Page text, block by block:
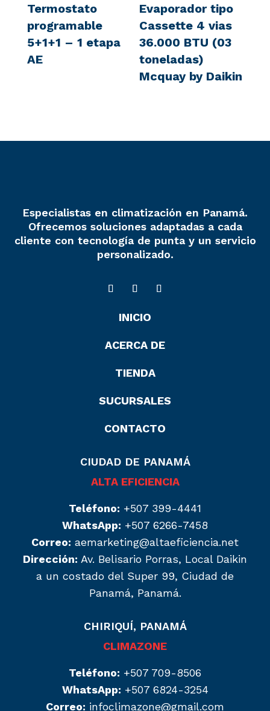
Termostato
programable
5+1+1 – 1 etapa
AE
Evaporador tipo
Cassette 4 vias
36.000 BTU (03
toneladas)
Mcquay by Daikin
Especialistas en climatización en Panamá.
Ofrecemos soluciones adaptadas a cada
cliente con tecnología de punta y un servicio
personalizado.
INICIO
ACERCA DE
TIENDA
SUCURSALES
CONTACTO
CIUDAD DE PANAMÁ
ALTA EFICIENCIA
Teléfono: +507 399-4441
WhatsApp: +507 6266-7458
Correo: aemarketing@altaeficiencia.net
Dirección: Av. Belisario Porras, Local Daikin
a un costado del Super 99, Ciudad de
Panamá, Panamá.
CHIRIQUÍ, PANAMÁ
CLIMAZONE
Teléfono: +507 709-8506
WhatsApp: +507 6824-3254
Correo: infoclimazone@gmail.com